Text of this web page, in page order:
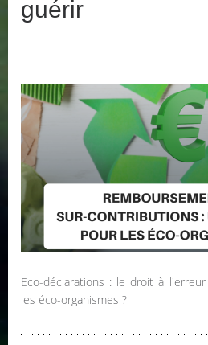
guérir
Eco-déclarations : le droit à
les éco-organismes ?